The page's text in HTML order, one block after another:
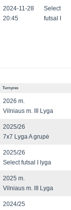
2024-11-28
20:45
Select
futsal I
Turnyras
2026 m.
Vilniaus m. III Lyga
2025/26
7x7 Lyga A grupė
2025/26
Select futsal I lyga
2025 m.
Vilniaus m. III Lyga
2024/25